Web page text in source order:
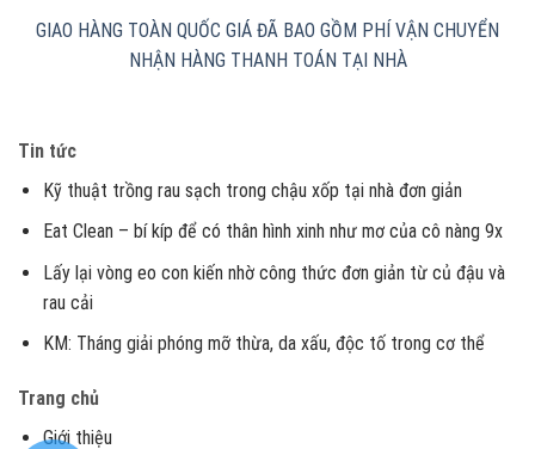
GIAO HÀNG TOÀN QUỐC GIÁ ĐÃ BAO GỒM PHÍ VẬN CHUYỂN
NHẬN HÀNG THANH TOÁN TẠI NHÀ
Tin tức
Kỹ thuật trồng rau sạch trong chậu xốp tại nhà đơn giản
Eat Clean – bí kíp để có thân hình xinh như mơ của cô nàng 9x
Lấy lại vòng eo con kiến nhờ công thức đơn giản từ củ đậu và
rau cải
KM: Tháng giải phóng mỡ thừa, da xấu, độc tố trong cơ thể
Trang chủ
Giới thiệu